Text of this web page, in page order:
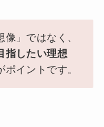
像」ではなく、
指したい理想
イントです。